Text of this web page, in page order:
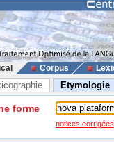
Corpus
Etymologie
forme
notices corrigées